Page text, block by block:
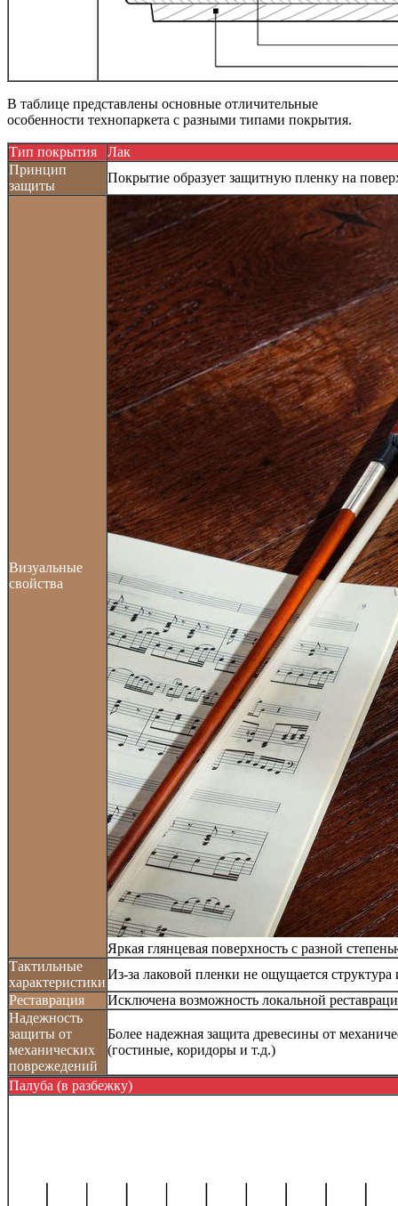
В таблице представлены основные отличительные
особенности технопаркета с разными типами покрытия.
Тип покрытия
Лак
Принцип
защиты
Покрытие образует защитную пленку на
Визуальные
свойства
Яркая глянцевая поверхность с разной
Тактильные
характеристики
Из-за лаковой пленки не ощущается
Реставрация
Исключена возможность локальной
Надежность
защиты от
механических
поврежедений
Более надежная защита древесины от
(гостиные, коридоры и т.д.)
Палуба (в разбежку)